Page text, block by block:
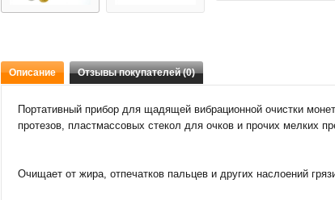
Описание Отзывы покупателей (0)
Портативный прибор для щадящей вибрационной очистки
протезов, пластмассовых стекол для очков и прочих мелких
Очищает от жира, отпечатков пальцев и других наслоений